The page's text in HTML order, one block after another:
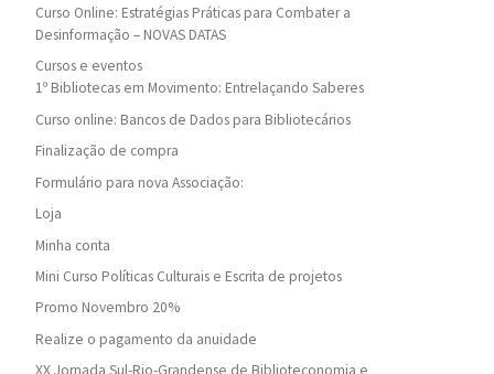
Curso Online: Estratégias Práticas para Combater a
Desinformação – NOVAS DATAS
Cursos e eventos
1º Bibliotecas em Movimento: Entrelaçando Saberes
Curso online: Bancos de Dados para Bibliotecários
Finalização de compra
Formulário para nova Associação:
Loja
Minha conta
Mini Curso Políticas Culturais e Escrita de projetos
Promo Novembro 20%
Realize o pagamento da anuidade